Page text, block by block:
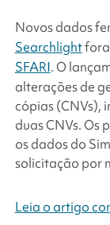
facebook
x
twitter
Novos dados
Searchlight
SFARI. O
alterações de
cópias (CNVs),
duas CNVs. Os
os dados do
solicitação por
Leia o artigo